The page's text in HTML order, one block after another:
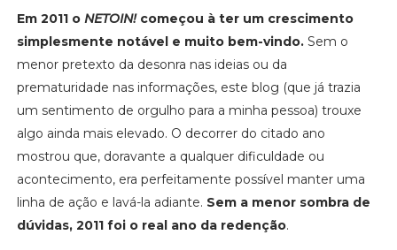
Em 2011 o NETOIN!começou à ter um crescimento
simplesmente notável e muito bem-vindo.Sem o
menor pretexto da desonra nas ideias ou da
prematuridade nas informações, este blog (que já trazia
um sentimento de orgulho para a minha pessoa) trouxe
algo ainda mais elevado. O decorrer do citado ano
mostrou que, doravante a qualquer dificuldade ou
acontecimento, era perfeitamente possível manter uma
linha de ação e lavá-la adiante. Sem a menor sombra de
dúvidas, 2011 foi o real ano da redenção.